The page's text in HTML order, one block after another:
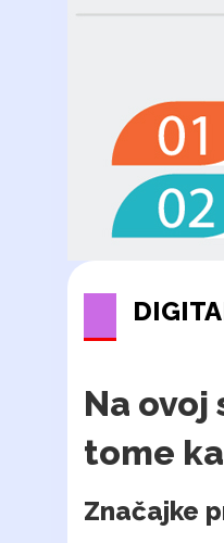
Na
tome
Značajke